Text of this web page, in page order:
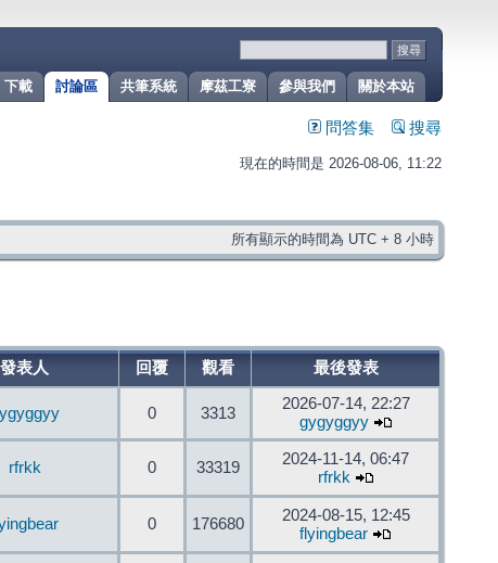
關於本站
參與我們
摩茲工寮
共筆系統
討論區
下載
問答集 搜尋
現在的時間是 2026-08-06, 11:22
所有顯示的時間為 UTC + 8 小時
發表人 回覆 觀看 最後發表
0 3313
2026-07-14, 22:27
gygyggyy
rfrkk 0 33319
2024-11-14, 06:47
rfrkk
0 176680
2024-08-15, 12:45
flyingbear